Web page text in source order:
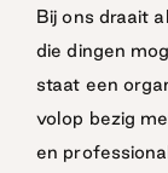
Bij ons draait
die dingen
staat een
volop bezig
en